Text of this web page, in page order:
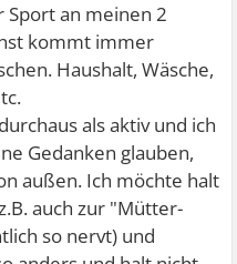
an meinen 2
kommt immer
Haushalt, Wäsche,
als aktiv und ich
Gedanken glauben,
außen. Ich möchte halt
auch zur "Mütter-
so nervt) und